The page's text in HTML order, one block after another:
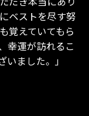
ベストを尽す努
覚えていてもら
幸運が訪れるこ
ました。」